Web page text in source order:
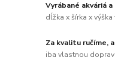
Vyrábané akváriá
dĺžka x šírka x
Za kvalitu ručíme,
iba vlastnou